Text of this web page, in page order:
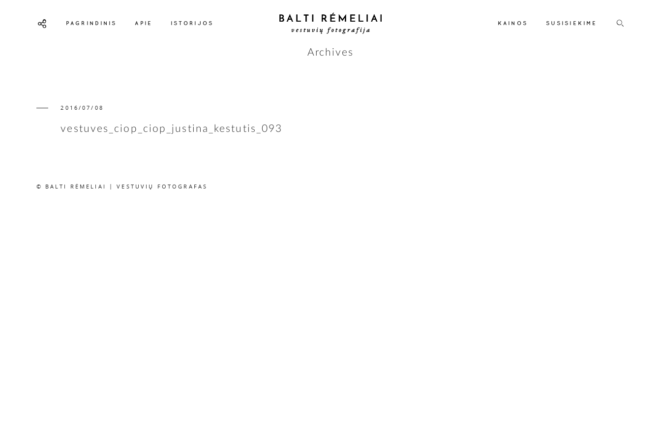
PAGRINDINIS APIE ISTORIJOS KAINOS SUSISIEKIME
Archives
2016/07/08
vestuves_ciop_ciop_justina_kestutis_093
© BALTI RĖMELIAI | VESTUVIŲ FOTOGRAFAS